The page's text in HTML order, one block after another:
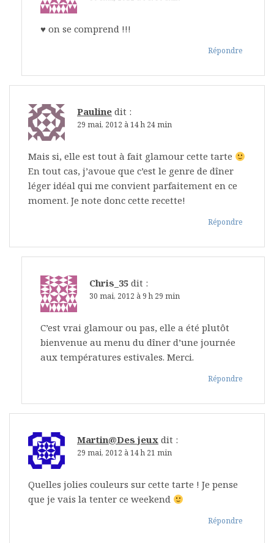
♥ on se comprend !!!
Répondre
Pauline dit :
29 mai, 2012 à 14 h 24 min
Mais si, elle est tout à fait glamour cette tarte
En tout cas, j’avoue que c’est le genre de dîner
léger idéal qui me convient parfaitement en ce
moment. Je note donc cette recette!
Répondre
Chris_35 dit :
30 mai, 2012 à 9 h 29 min
C’est vrai glamour ou pas, elle a été plutôt
bienvenue au menu du dîner d’une journée
aux températures estivales. Merci.
Répondre
Martin@Des jeux dit :
29 mai, 2012 à 14 h 21 min
Quelles jolies couleurs sur cette tarte ! Je pense
que je vais la tenter ce weekend
Répondre